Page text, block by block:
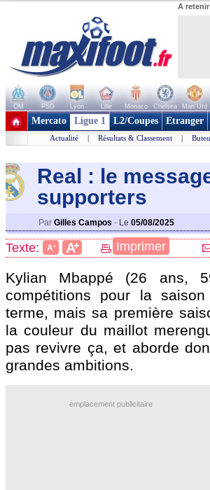
A
OM PSG Lyon Lille Monaco Chelsea Man Utd
+ de clubs
Mercato Ligue 1 L2/Coupes Etranger
Actualité | Résultats & Classement |
Real : le
supporters
Par Gilles Campos - Le 05/08/2025
Texte: A- A+ Imprimer
Kylian Mbappé (26 ans,
compétitions pour la
terme, mais sa première
la couleur du maillot
pas revivre ça, et aborde
grandes ambitions.
emplacement publicitaire